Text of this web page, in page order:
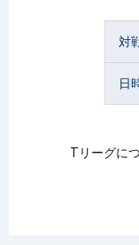
対
日
Tリーグに